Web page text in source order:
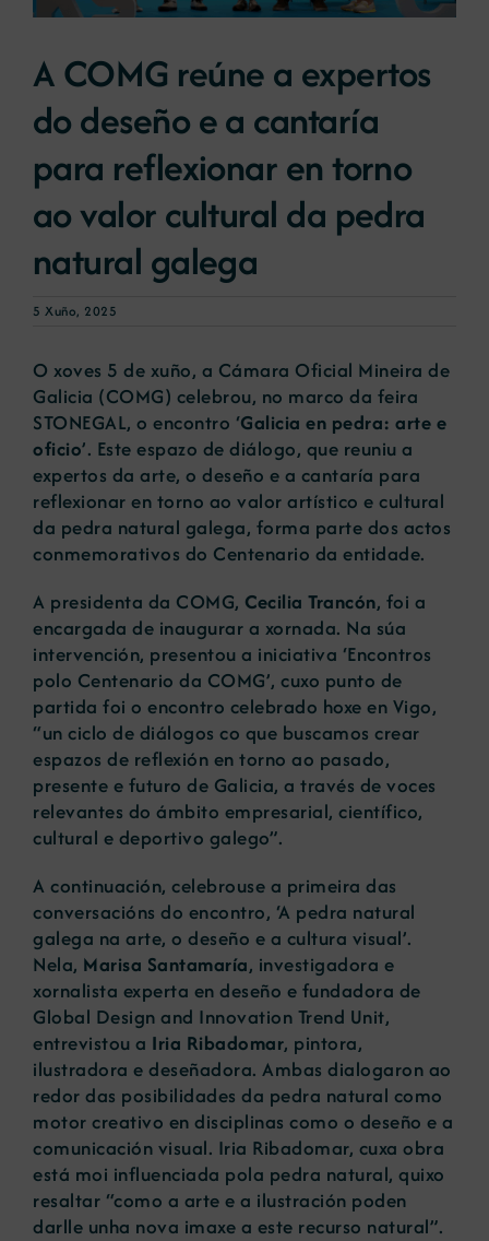
Novas
Portal de emprego
Contacto
A COMG reúne a expertos
do deseño e a cantaría
para reflexionar en torno
ao valor cultural da pedra
natural galega
5 Xuño, 2025
O xoves 5 de xuño, a Cámara Oficial Mineira de
Galicia (COMG) celebrou, no marco da feira
STONEGAL, o encontro ‘Galicia en pedra: arte e
oficio’. Este espazo de diálogo, que reuniu a
expertos da arte, o deseño e a cantaría para
reflexionar en torno ao valor artístico e cultural
da pedra natural galega, forma parte dos actos
conmemorativos do Centenario da entidade.
A presidenta da COMG, Cecilia Trancón, foi a
encargada de inaugurar a xornada. Na súa
intervención, presentou a iniciativa ‘Encontros
polo Centenario da COMG’, cuxo punto de
partida foi o encontro celebrado hoxe en Vigo,
“un ciclo de diálogos co que buscamos crear
espazos de reflexión en torno ao pasado,
presente e futuro de Galicia, a través de voces
relevantes do ámbito empresarial, científico,
cultural e deportivo galego”.
A continuación, celebrouse a primeira das
conversacións do encontro, ‘A pedra natural
galega na arte, o deseño e a cultura visual’.
Nela, Marisa Santamaría, investigadora e
xornalista experta en deseño e fundadora de
Global Design and Innovation Trend Unit,
entrevistou a Iria Ribadomar, pintora,
ilustradora e deseñadora. Ambas dialogaron ao
redor das posibilidades da pedra natural como
motor creativo en disciplinas como o deseño e a
comunicación visual. Iria Ribadomar, cuxa obra
está moi influenciada pola pedra natural, quixo
resaltar “como a arte e a ilustración poden
darlle unha nova imaxe a este recurso natural”.